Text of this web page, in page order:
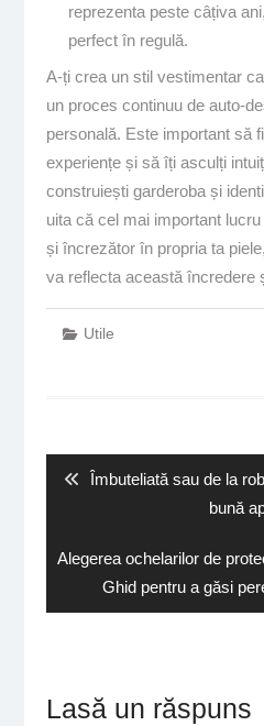
reprezenta peste câțiva
perfect în regulă.
A-ți crea un stil vestimentar
un proces continuu de auto-
personală. Este important să
experiențe și să îți asculți
construiești garderoba și
uita că cel mai important
și încrezător în propria ta
va reflecta această încredere
Utile
articolePrevious
Îmbuteliată sau de la
bună
Next
Alegerea ochelarilor de
Ghid pentru a găsi
Lasă un răspuns